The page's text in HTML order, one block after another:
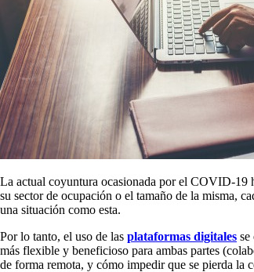
La actual coyuntura ocasionada por el COVID-19
su sector de ocupación o el tamaño de la misma,
una situación como esta.
Por lo tanto, el uso de las plataformas digitales se
más flexible y beneficioso para ambas partes
de forma remota, y cómo impedir que se pierda la